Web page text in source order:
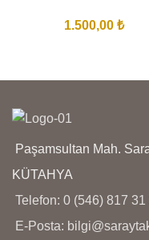
1.500,00 ₺
Paşamsultan Mah.
KÜTAHYA
Telefon: 0 (546) 817 31
E-Posta: